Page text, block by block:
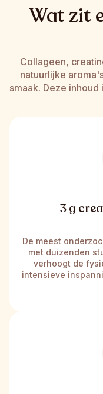
Wat zit
Collageen,
natuurlijke
smaak. Deze
3 g
De meest
met duizenden
verhoogt de
intensieve